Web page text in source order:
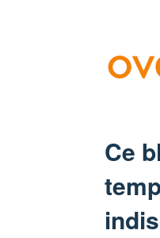
Ce